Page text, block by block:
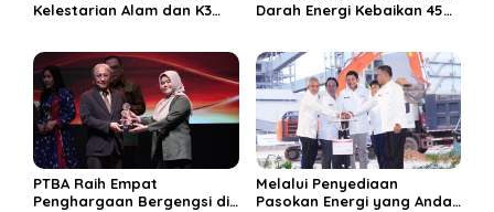
Kelestarian Alam dan K3
Darah Energi Kebaikan 45
PTBA Raih Empat
Penghargaan Bergengsi di
Melalui Penyediaan
Pasokan Energi yang Andal